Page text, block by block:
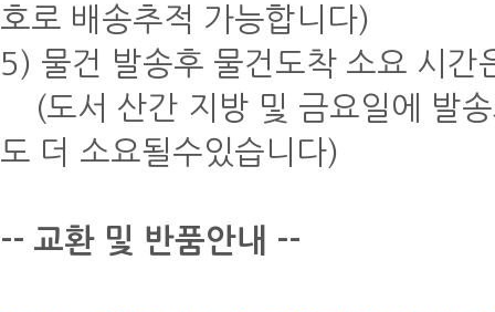
호로 배송추적 가능합니다)
5) 물건 발송후 물건도착 소요 시
(도서 산간 지방 및 금요일에 발
도 더 소요될수있습니다)
-- 교환 및 반품안내 --